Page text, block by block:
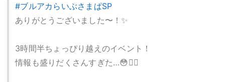
#ブルアカらいぶさまぱSP
ありがとうございました〜！✨
3時間半ちょっぴり越えのイベント！
情報も盛りだくさんすぎた…😳❤️‍🔥